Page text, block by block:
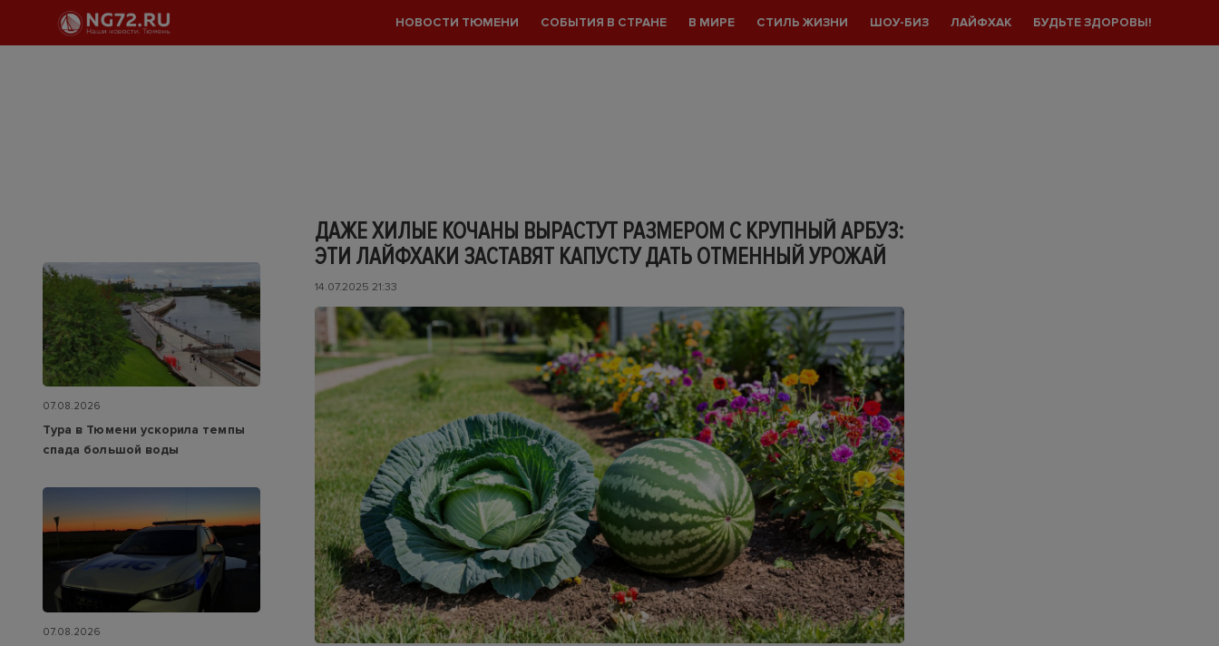
НОВОСТИ ТЮМЕНИ СОБЫТИЯ В СТРАНЕ В МИРЕ СТИЛЬ ЖИЗНИ ШОУ-БИЗ ЛАЙФХАК БУДЬТЕ ЗДОРОВЫ!
ДАЖЕ ХИЛЫЕ КОЧАНЫ ВЫРАСТУТ РАЗМЕРОМ С КРУПНЫЙ АРБУЗ:
ЭТИ ЛАЙФХАКИ ЗАСТАВЯТ КАПУСТУ ДАТЬ ОТМЕННЫЙ УРОЖАЙ
14.07.2025 21:33
07.08.2026
Тура в Тюмени ускорила темпы
спада большой воды
07.08.2026